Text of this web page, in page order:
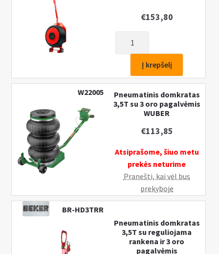
€153,80
Pneumatinis
domkratas
5T
su
3
pagalvėmis
Į krepšelį
W22005
Pneumatinis domkratas
3,5T su 3 oro pagalvėmis
WUBER
€113,85
Atsiprašome, šiuo metu
prekės neturime
Pranešti, kai vėl bus
prekyboje
BR-HD3TRR
Pneumatinis domkratas
3,5T su reguliojama
rankena ir 3 oro
pagalvėmis